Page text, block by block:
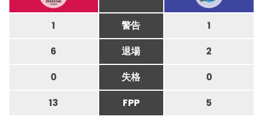
1 警告 1
6 退場 2
0 失格 0
13 FPP 5